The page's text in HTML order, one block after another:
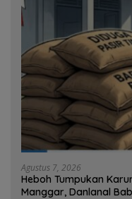
Agustus 7, 2026
Heboh Tumpukan
Manggar, Danlanal